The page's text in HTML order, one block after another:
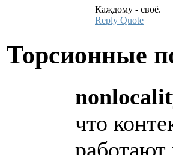
Каждому - своё.
Reply Quote
Торсионные
что